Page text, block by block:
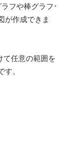
フや棒グラフ･
が作成できま
て任意の範囲を
。